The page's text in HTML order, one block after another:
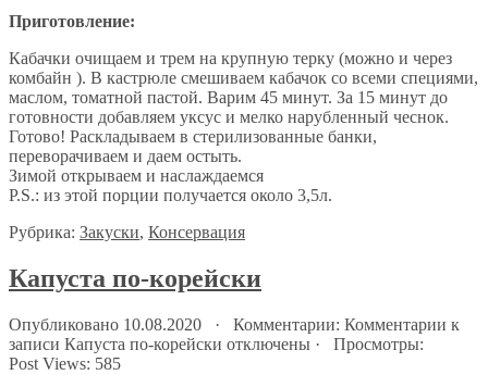
Приготовление:
Кабачки очищаем и трем на крупную терку (можно и через
комбайн ). В кастрюле смешиваем кабачок со всеми специями,
маслом, томатной пастой. Варим 45 минут. За 15 минут до
готовности добавляем уксус и мелко нарубленный чеснок.
Готово! Раскладываем в стерилизованные банки,
переворачиваем и даем остыть.
Зимой открываем и наслаждаемся
P.S.: из этой порции получается около 3,5л.
Рубрика: Закуски, Консервация
Капуста по-корейски
Опубликовано 10.08.2020 · Комментарии: Комментарии к
записи Капуста по-корейски отключены · Просмотры:
Post Views: 585